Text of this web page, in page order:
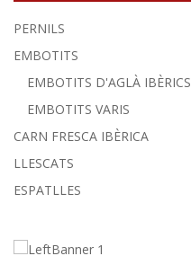
PERNILS
EMBOTITS
EMBOTITS D'AGLÀ IBÈRICS
EMBOTITS VARIS
CARN FRESCA IBÈRICA
LLESCATS
ESPATLLES